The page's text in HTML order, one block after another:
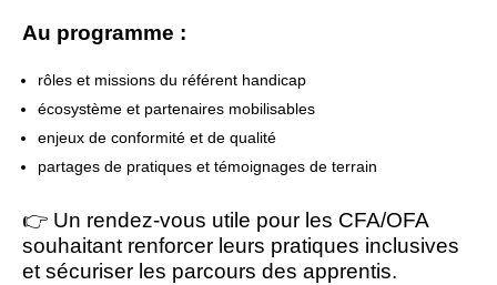
Au programme :
rôles et missions du référent handicap
écosystème et partenaires mobilisables
enjeux de conformité et de qualité
partages de pratiques et témoignages de terrain
👉 Un rendez-vous utile pour les CFA/OFA
souhaitant renforcer leurs pratiques inclusives
et sécuriser les parcours des apprentis.